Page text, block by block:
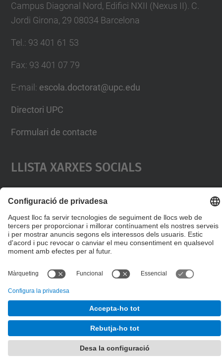
Campus Diagonal Nord, Edifici NXII (Nexus II). C.
Jordi Girona, 29 08034 Barcelona
Tel.: 93 401 61 53
Fax: 93 401 07 79
E-mail : escola.doctorat@upc.edu
Directori UPC
Formulari de contacte
Llista Xarxes Socials
© UPCEscola de Doctorat
Desenvolupat amb
Avís legal
Configuració de privadesa